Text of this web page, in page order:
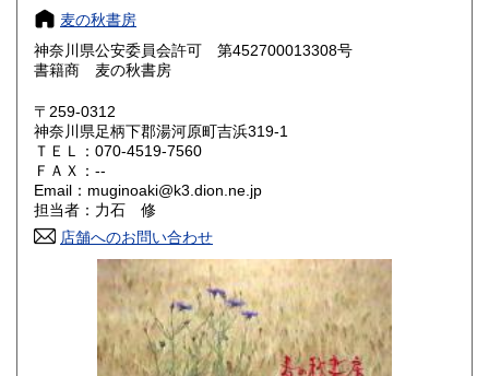
奈良県
鳥取県 200円 島根県
岡山県
山口県 200円
香川県
高知県 200円
200円 長崎県
200円 大分県
麦の秋書房
神奈川県公安委員会許可 第452700013308号
書籍商 麦の秋書房
〒259-0312
神奈川県足柄下郡湯河原町吉浜319-1
ＴＥＬ：070-4519-7560
ＦＡＸ：--
Email：muginoaki@k3.dion.ne.jp
担当者：力石 修
店舗へのお問い合わせ